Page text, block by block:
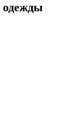
одежды